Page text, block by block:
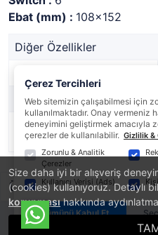
Size daha iyi bir alışveriş
(cookies) kullanıyoruz. Detaylı
korunmasıhakkında
Ebat (mm) : 108x152
Diğer Özellikler
Marka
Stok Durumu
Ürün Yorumları
Çerez Tercihleri
Web sitemizin çalışabilmesi için
kullanılmaktadır. Onay vermeniz
deneyimini geliştirmek amacıyla
çerezler de kullanılabilir. Gizlilik &
Zorunlu & Analitik
Çerezler
Kullanıcı Verisi (Ads)
Tümünü Kabul Et